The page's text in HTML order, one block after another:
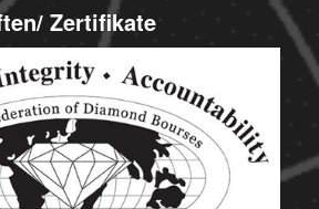
Zertifikate